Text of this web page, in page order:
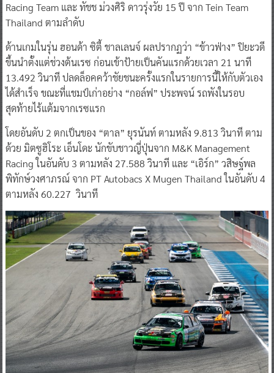
Racing Team และ ทัชช ม่วงศิริ ดาวรุ่งวัย 15 ปี จาก Tein Team
Thailand ตามลำดับ
ด้านเกมในรุ่น ฮอนด้า ซิตี้ ชาลเลนจ์ ผลปรากฏว่า “ข้าวฟ่าง” ปิยะวดี
ขึ้นนำตั้งแต่ช่วงต้นเรซ ก่อนเข้าป้ายเป็นคันแรกด้วยเวลา 21 นาที
13.492 วินาที ปลดล็อคคว้าชัยชนะครั้งแรกในรายการนี้ให้กับตัวเอง
ได้สำเร็จ ขณะที่แชมป์เก่าอย่าง “กอล์ฟ” ประพจน์ รถพังในรอบ
สุดท้ายไร้แต้มจากเรซแรก
โดยอันดับ 2 ตกเป็นของ “ตาล” ยุรนันท์ ตามหลัง 9.813 วินาที ตาม
ด้วย มิตซูฮิโระ เอ็นโดะ นักขับชาวญี่ปุ่นจาก M&K Management
Racing ในอันดับ 3 ตามหลัง 27.588 วินาที และ “เอิร์ก” วสิษฐ์พล
พิทักษ์วงศาภรณ์ จาก PT Autobacs X Mugen Thailand ในอันดับ 4
ตามหลัง 60.227 วินาที